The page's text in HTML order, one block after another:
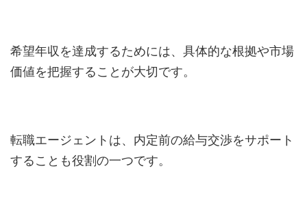
希望年収を達成するためには、具体的な根拠や市場
価値を把握することが大切です。
転職エージェントは、内定前の給与交渉をサポート
することも役割の一つです。